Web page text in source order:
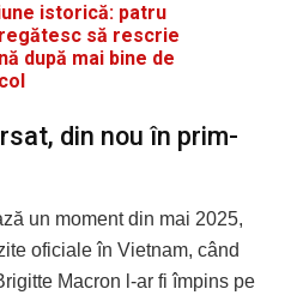
istorică: patru
să rescrie
după mai bine de
din nou în prim-
un moment din mai 2025,
oficiale în Vietnam, când
Macron l-ar fi împins pe